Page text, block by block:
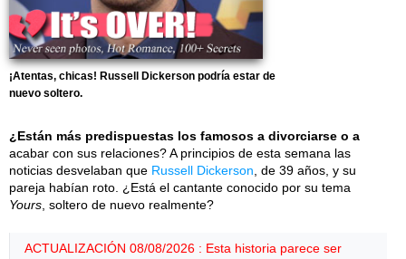
¡Atentas, chicas! Russell Dickerson podría estar de
nuevo soltero.
¿Están más predispuestas los famosos a divorciarse o a
acabar con sus relaciones? A principios de esta semana las
noticias desvelaban que Russell Dickerson , de 39 años, y su
pareja habían roto. ¿Está el cantante conocido por su tema
Yours , soltero de nuevo realmente?
ACTUALIZACIÓN 08/08/2026 : Esta historia parece ser